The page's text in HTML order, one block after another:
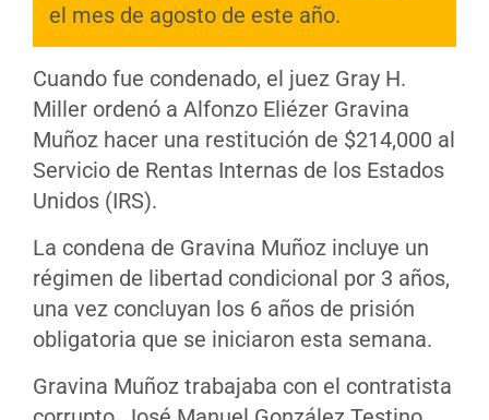
el mes de agosto de este año.
Cuando fue condenado, el juez Gray H.
Miller ordenó a Alfonzo Eliézer Gravina
Muñoz hacer una restitución de $214,000 al
Servicio de Rentas Internas de los Estados
Unidos (IRS).
La condena de Gravina Muñoz incluye un
régimen de libertad condicional por 3 años,
una vez concluyan los 6 años de prisión
obligatoria que se iniciaron esta semana.
Gravina Muñoz trabajaba con el contratista